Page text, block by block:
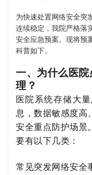
为快速处置网络安全突
连续稳定，我院严格落
安全应急预案。现将预
科普如下。
一、为什么医
理？
医院系统存储大
息，数据敏感度高
安全重点防护场景
要有以下几类：
常见突发网络安全